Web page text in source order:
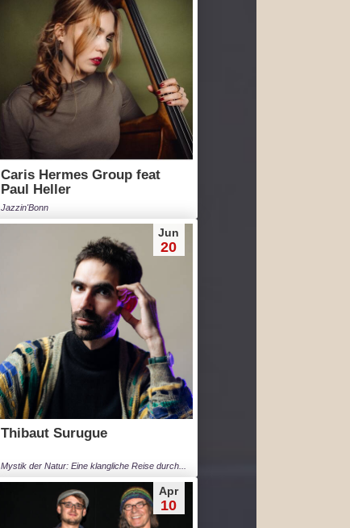
Caris Hermes Group feat
Paul Heller
Jazzin'Bonn
Jun
20
Thibaut Surugue
Mystik der Natur: Eine klangliche Reise durch...
Apr
10